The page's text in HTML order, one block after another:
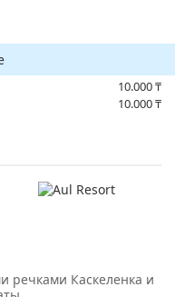
10.000₸
10.000₸
речками Каскеленка и